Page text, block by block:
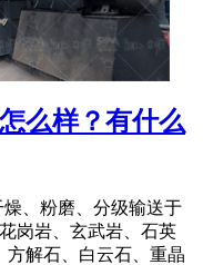
么样？有什么
、粉磨、分级输送于
岗岩、玄武岩、石英
方解石、白云石、重晶